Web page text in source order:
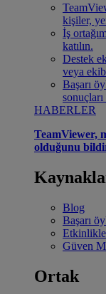
kişiler,
İş
katılın.
Destek
veya
Başarı
HABERLER
TeamViewer,
olduğunu
Blog
Başarı
Güven
Ortak